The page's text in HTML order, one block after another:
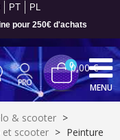
PT PL
d'achats
00,00 €
MENU
& scooter >
et scooter > Peinture